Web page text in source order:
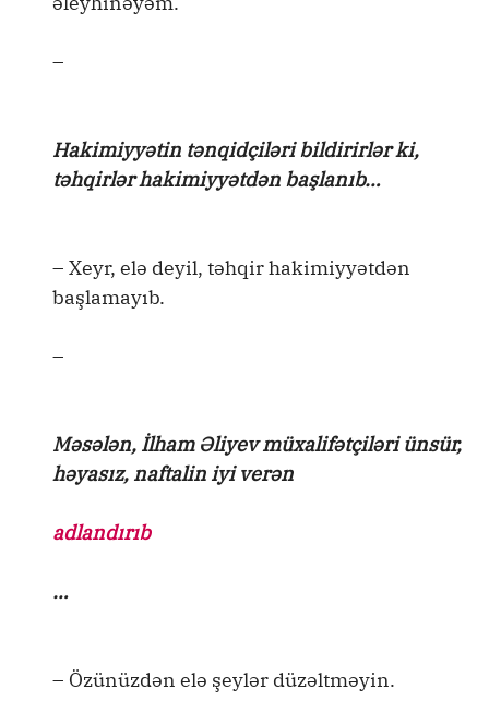
–
Hakimiyyətin tənqidçiləri bildirirlər ki,
təhqirlər hakimiyyətdən başlanıb…
– Xeyr, elə deyil, təhqir hakimiyyətdən
başlamayıb.
–
Məsələn, İlham Əliyev müxalifətçiləri ünsür,
həyasız, naftalin iyi verən
adlandırıb
…
– Özünüzdən elə şeylər düzəltməyin.